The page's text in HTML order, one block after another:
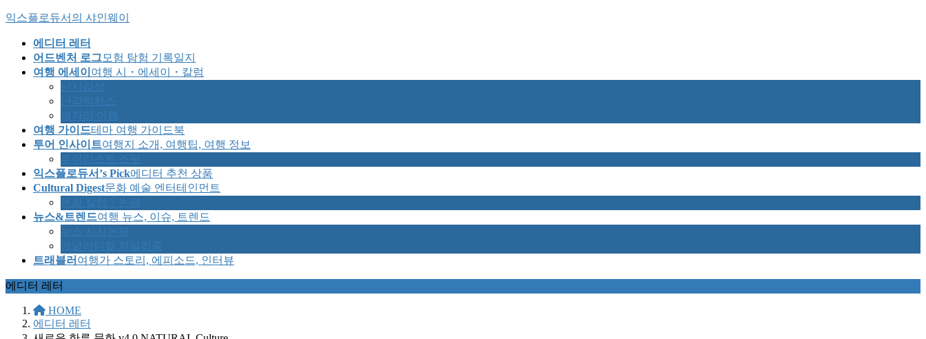
Skip
content
Skip
Navigation
익스플로듀서의 샤인웨이
에디터 레터
어드벤처 로그모험 탐험 기록일지
여행 에세이 여행 시・에세이・칼럼
난시감성
난감픽처스
별자리 여행
여행 가이드테마 여행 가이드북
투어 인사이트여행지 소개, 여행팁, 여행 정보
투어리스트 스팟
익스플로듀서’s Pick에디터 추천 상품
Cultural Digest문화 예술 엔터테인먼트
문화 칼럼・논평
뉴스&트렌드여행 뉴스, 이슈, 트렌드
뉴스 시사논평
애널리티컬 저널리즘
트래블러 여행가 스토리, 에피소드, 인터뷰
에디터 레터
HOME
에디터 레터